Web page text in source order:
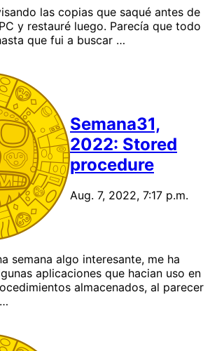
las copias que saqué antes de
y restauré luego. Parecía que todo
que fui a buscar …
Semana31,
2022: Stored
procedure
Aug. 7, 2022, 7:17 p.m.
semana algo interesante, me ha
aplicaciones que hacian uso en
almacenados, al parecer